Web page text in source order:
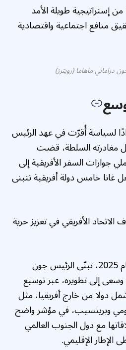
من إستراتيجية طويلة الأمد
منافع اجتماعية واقتصادية
دراماني ماهاما (رويترز)
لسياسة أُقرّت في عهد الرئيس
مغادرته السلطة، قضت
جوازات السفر الأفريقية إلى
غانا خامس دولة أفريقية تتبنى
الأفريقي في تعزيز حرية
ومنذ توليه الحكم مطلع عام 2025، تبنّى الرئيس جون
وسعى إلى تطويره، عبر توسيع
دولا من خارج أفريقيا، مثل
وبرينسيب، في مؤشر واضح
مع دول الجنوب العالمي
الإقليمي.